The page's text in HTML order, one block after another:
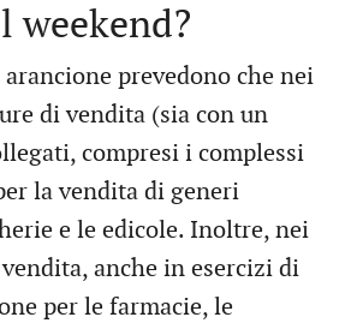
weekend?
prevedono che nei
di vendita (sia con un
compresi i complessi
la vendita di generi
e le edicole. Inoltre, nei
anche in esercizi di
per le farmacie, le